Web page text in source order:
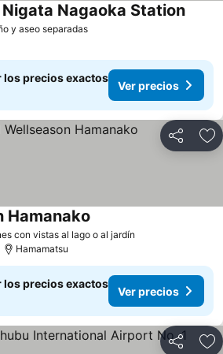
y aseo separadasVer precios
Nigata Nagaoka StationVer
los precios exactos
Ver precios
Compartir
con vistas al lago o al jardín
Hamanako
Hamamatsu
los precios exactos
Ver precios
Compartir